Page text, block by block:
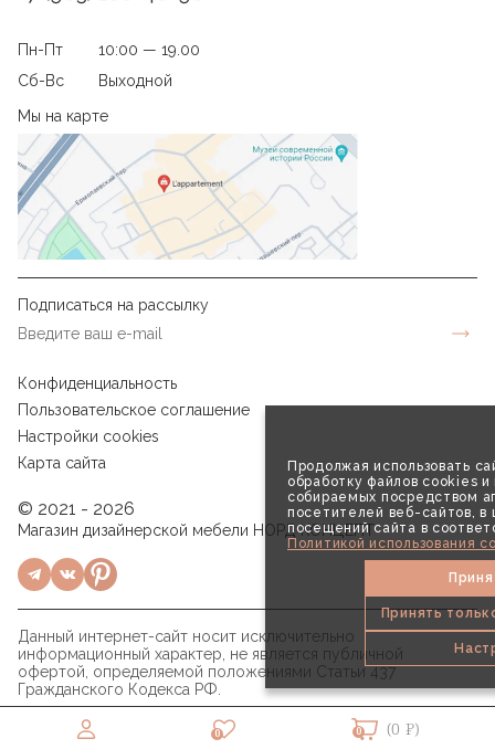
Продолжая использовать
обработку файлов cookies и
собираемых посредством
посетителей веб-сайтов, в
посещений сайта в
Политикой использования
Принять
0 0 (0 ₽)
Пн-Пт
10:00 — 19.00
Сб-Вс
Выходной
Мы на карте
Подписаться на рассылку
Конфиденциальность
Пользовательское соглашение
Настройки cookies
Карта сайта
© 2021 - 2026
Магазин дизайнерской мебели НОРД КОНЦЕПТ
Данный интернет-сайт носит исключительно
информационный характер, не является публичной
офертой, определяемой положениями Статьи 437
Гражданского Кодекса РФ.